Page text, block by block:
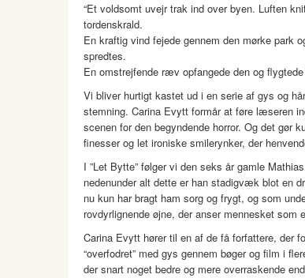
“Et voldsomt uvejr trak ind over byen. Luften
tordenskrald.
En kraftig vind fejede gennem den mørke park
spredtes.
En omstrejfende ræv opfangede den og
Vi bliver hurtigt kastet ud i en serie af gys og
stemning. Carina Evytt formår at føre læseren
scenen for den begyndende horror. Og det gør
finesser og let ironiske smilerynker, der
I ”Let Bytte” følger vi den seks år gamle
nedenunder alt dette er han stadigvæk blot en
nu kun har bragt ham sorg og frygt, og som
rovdyrlignende øjne, der anser mennesket som
Carina Evytt hører til en af de få forfattere, der
“overfodret” med gys gennem bøger og film i
der snart noget bedre og mere overraskende